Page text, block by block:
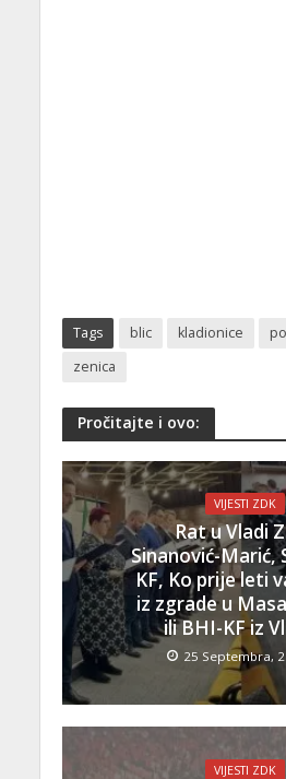
Tags blic kladionice
zenica
Pročitajte i ovo:
VIJESTI ZDK
Rat u Vladi
Sinanović-Marić,
KF, Ko prije leti
iz zgrade u
ili BHI-KF iz
25 Septembra,
VIJESTI ZDK